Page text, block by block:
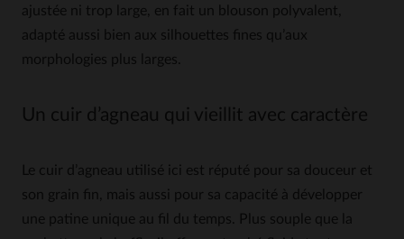
ajustée ni trop large, en fait un blouson polyvalent,
adapté aussi bien aux silhouettes fines qu’aux
morphologies plus larges.
Un cuir d’agneau qui vieillit avec caractère
Le cuir d’agneau utilisé ici est réputé pour sa douceur et
son grain fin, mais aussi pour sa capacité à développer
une patine unique au fil du temps. Plus souple que la